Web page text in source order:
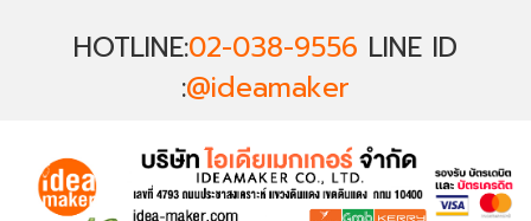
HOTLINE:02-038-9556 LINE ID
:@ideamaker